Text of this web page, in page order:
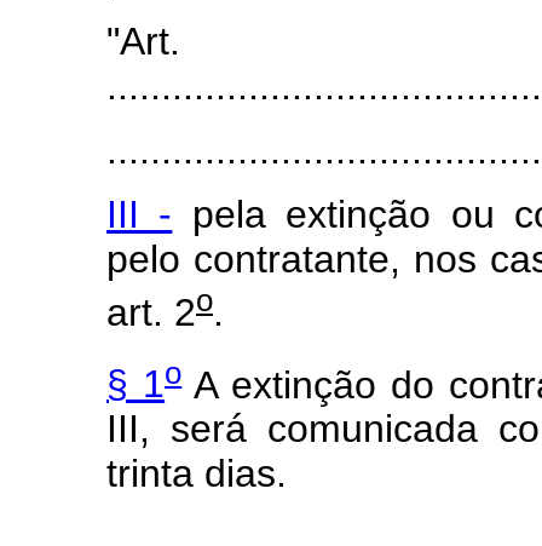
III - pela extinção ou
pelo contratante, nos
art. 2o.
§ 1oA extinção do
III, será comunicada
trinta dias.